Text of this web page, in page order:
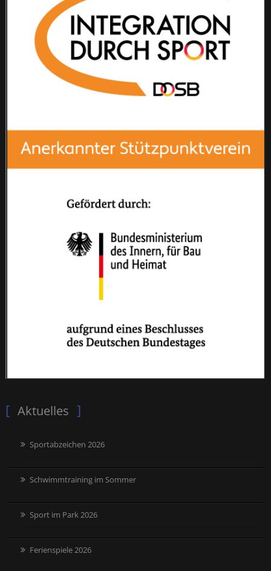
Aktuelles
Sportabzeichen 2026
Schwimmtraining im Sommer
Sport im Park 2026
Ferienspiele 2026